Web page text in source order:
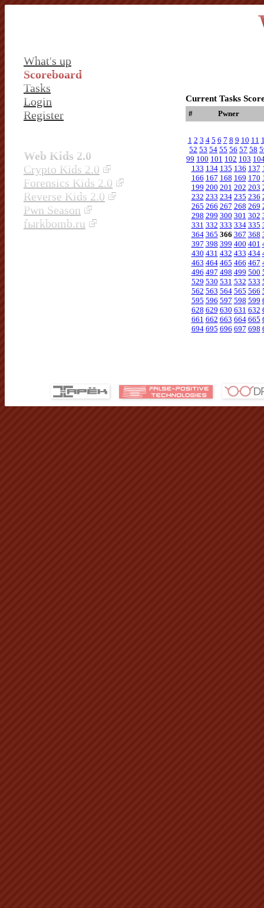
What's up
Scoreboard
Tasks
Login
Register
Web Kids 2.0
Crypto Kids 2.0
Forensics Kids 2.0
Reverse Kids 2.0
Pwn Season
fыrkbomb.ru
Current Tasks
# Pwner
1 2 3 4 5 6 7 8 9 10 11
52 53 54 55 56 57 58
99 100 101 102 103
133 134 135 136 137
166 167 168 169 170
199 200 201 202 203
232 233 234 235 236
265 266 267 268 269
298 299 300 301 302
331 332 333 334 335
364 365 366 367 368
397 398 399 400 401
430 431 432 433 434
463 464 465 466 467
496 497 498 499 500
529 530 531 532 533
562 563 564 565 566
595 596 597 598 599
628 629 630 631 632
661 662 663 664 665
694 695 696 697 698